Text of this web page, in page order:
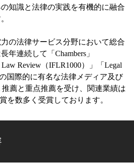
知識と法律の実践を有機的に融合
の法律サービス分野において総合
年連続して「Chambers」
Law Review（IFLR1000）」「Legal
国際的に有名な法律メディア及び
薦と重点推薦を受け、関連業績は
賞を数多く受賞しております。